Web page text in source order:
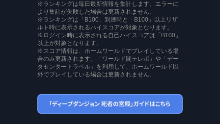
※ランキングは毎日最新情報を集計します。エラーに
より集計が失敗した場合は更新されません。
※ランキングは「B100」到達時と「B100」以上リザ
ルト時に表示されるハイスコアが対象となります。
※ログイン時に表示される自己ハイスコアは「B100」
以上が対象となります。
※スコア情報は、ホームワールドでプレイしている場
合のみ更新されます。「ワールド間テレポ」や「デー
タセンタートラベル」を利用して、ホームワールド以
外でプレイしている場合は更新されません。